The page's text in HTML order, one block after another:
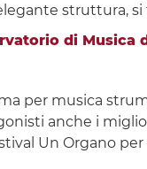
struttura,
di Musica
per musica
anche i
Un Organo per